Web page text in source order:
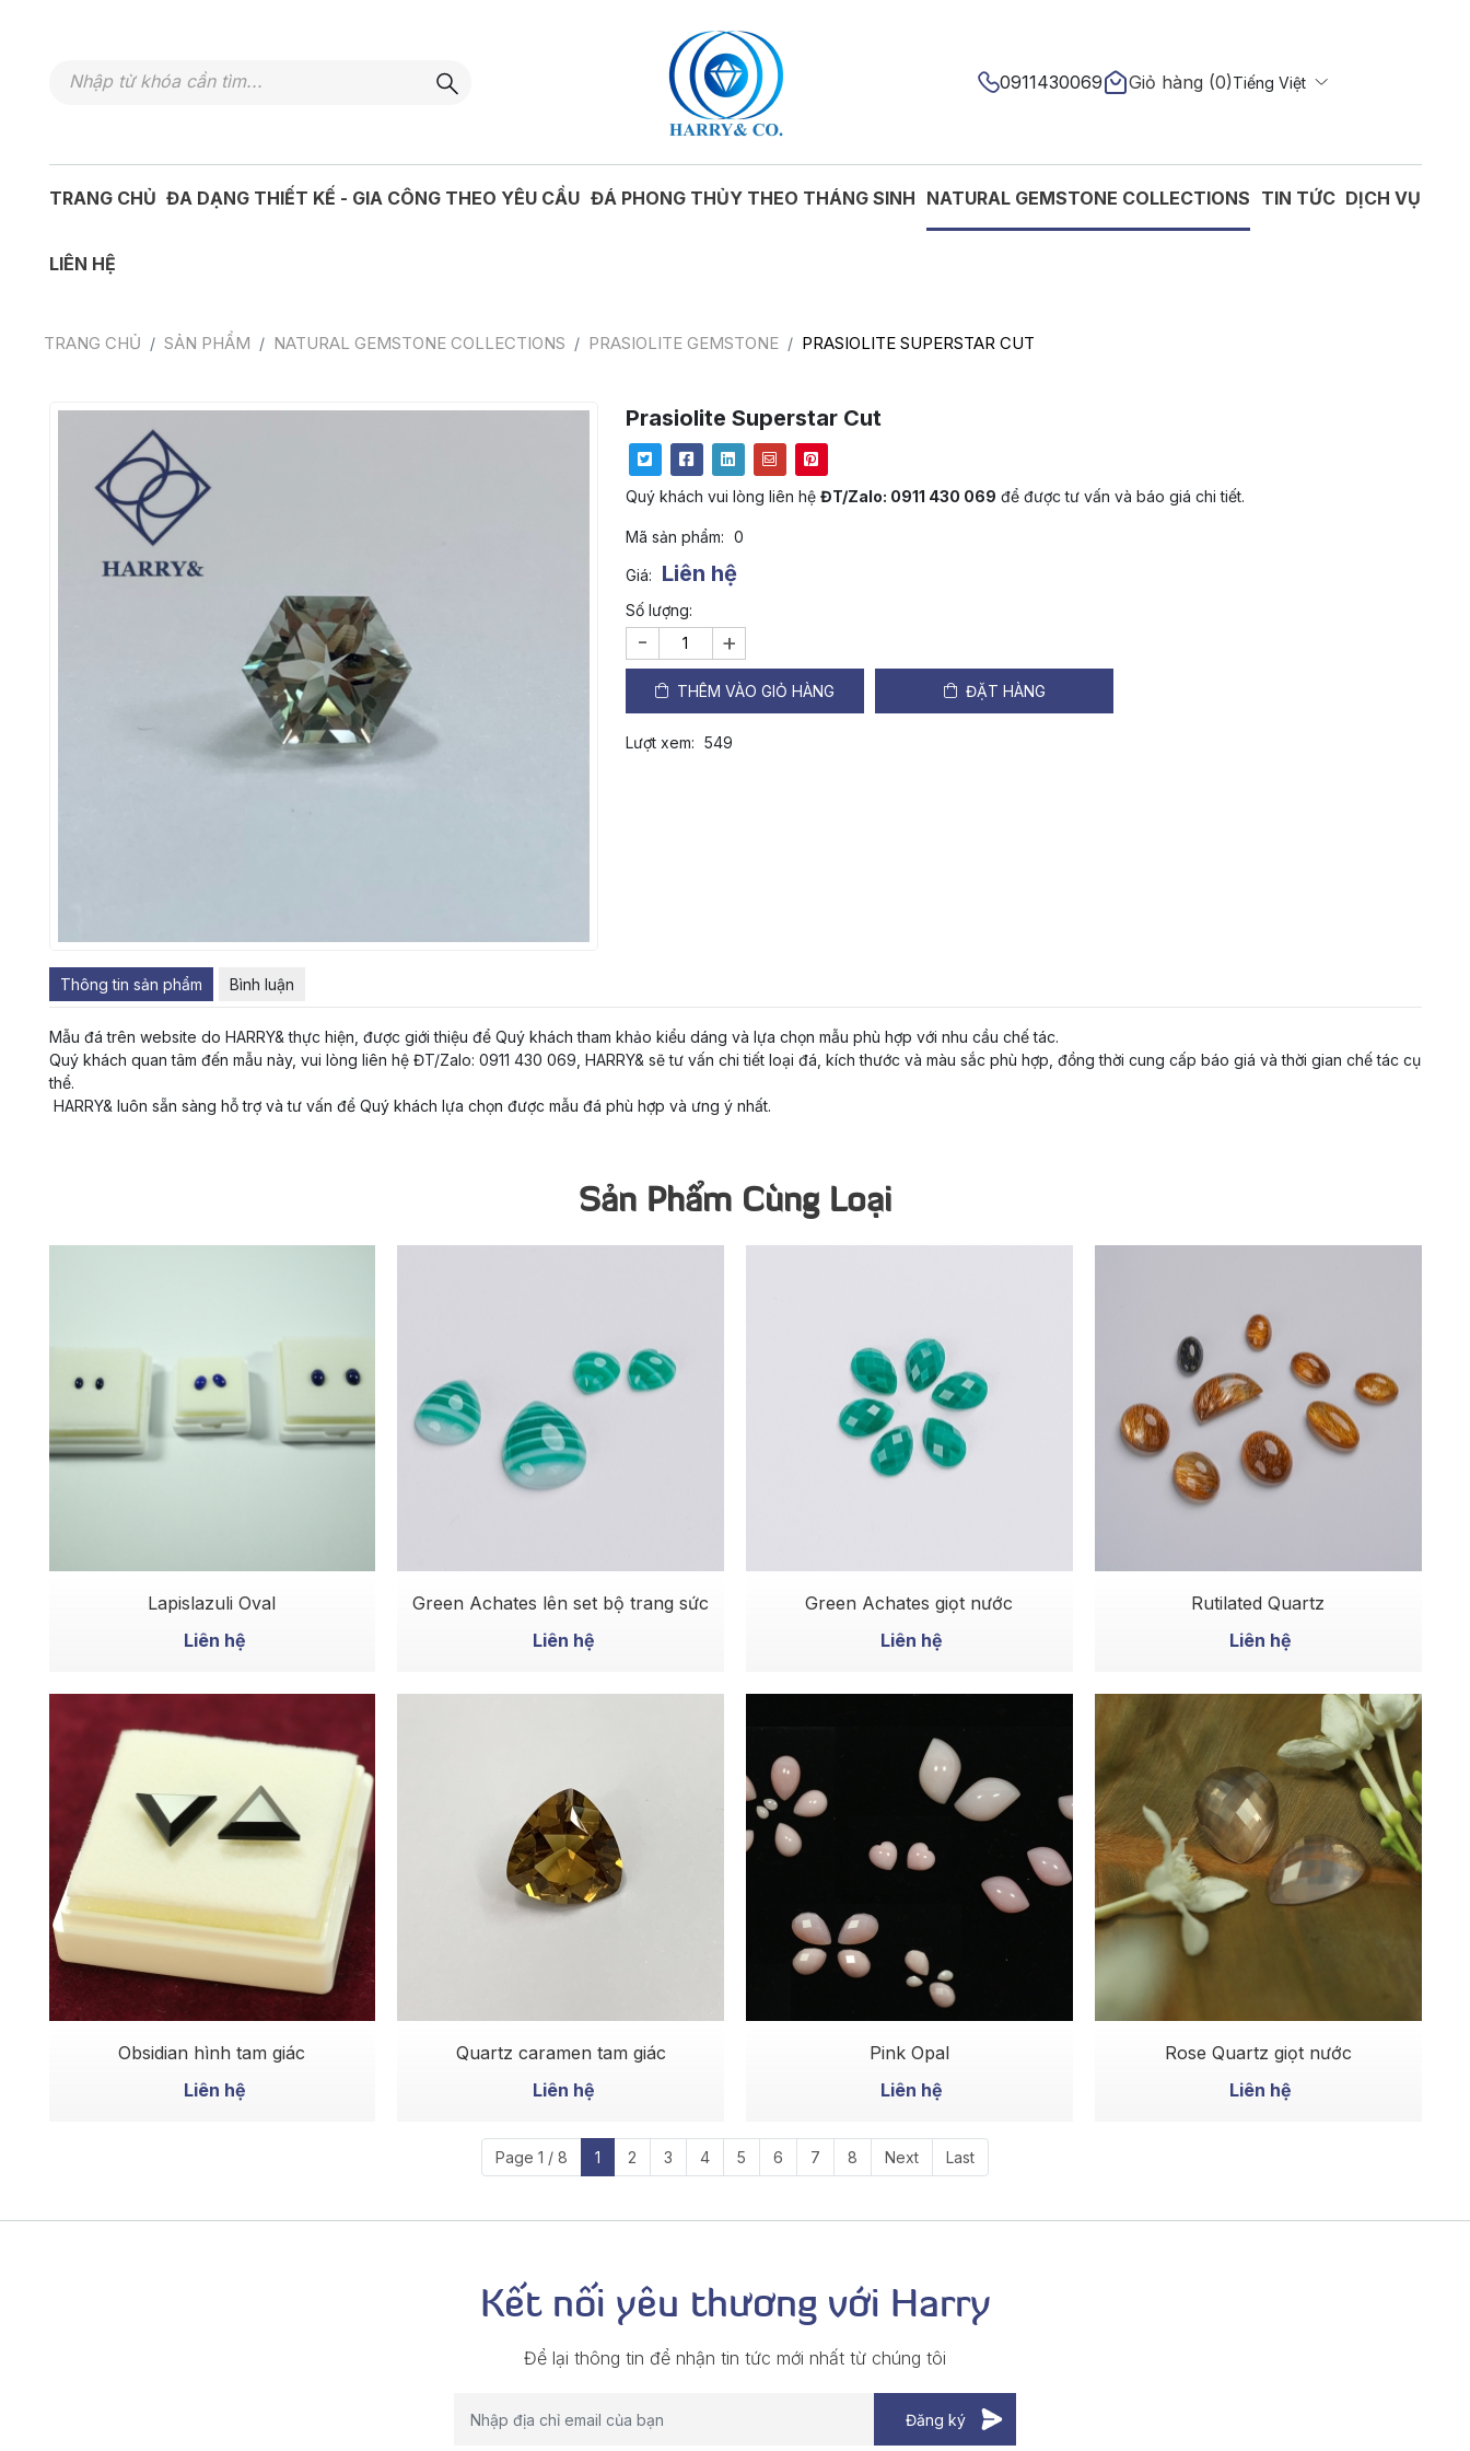
0911430069 Giỏ hàng (0)Tiếng Việt
TRANG CHỦ ĐA DẠNG THIẾT KẾ - GIA CÔNG THEO YÊU CẦU ĐÁ PHONG THỦY THEO THÁNG SINH NATURAL GEMSTONE COLLECTIONS TIN TỨC DỊCH VỤ
LIÊN HỆ
TRANG CHỦ SẢN PHẨM NATURAL GEMSTONE COLLECTIONS PRASIOLITE GEMSTONE PRASIOLITE SUPERSTAR CUT
Prasiolite Superstar Cut
Quý khách vui lòng liên hệ ĐT/Zalo: 0911 430 069 để được tư vấn và báo giá chi tiết.
Mã sản phẩm: 0
Giá: Liên hệ
Số lượng:
- +
THÊM VÀO GIỎ HÀNG ĐẶT HÀNG
Lượt xem: 549
Thông tin sản phẩm Bình luận
Mẫu đá trên website do HARRY& thực hiện, được giới thiệu để Quý khách tham khảo kiểu dáng và lựa chọn mẫu phù hợp với nhu cầu chế tác.
Quý khách quan tâm đến mẫu này, vui lòng liên hệ ĐT/Zalo: 0911 430 069, HARRY& sẽ tư vấn chi tiết loại đá, kích thước và màu sắc phù hợp, đồng thời cung cấp báo giá và thời gian chế tác cụ
thể.
HARRY& luôn sẵn sàng hỗ trợ và tư vấn để Quý khách lựa chọn được mẫu đá phù hợp và ưng ý nhất.
Sản Phẩm Cùng Loại
Lapislazuli Oval
Liên hệ
MUA NGAY
Green Achates lên set bộ trang sức
Liên hệ
Green Achates giọt nước
Liên hệ
Rutilated Quartz
Liên hệ
MUA NGAY
Obsidian hình tam giác
Liên hệ
Quartz caramen tam giác
Liên hệ
Pink Opal
Liên hệ
Rose Quartz giọt nước
Liên hệ
Page 1 / 8 1 2 3 4 5 6 7 8 Next Last
Kết nối yêu thương với Harry
Để lại thông tin để nhận tin tức mới nhất từ chúng tôi